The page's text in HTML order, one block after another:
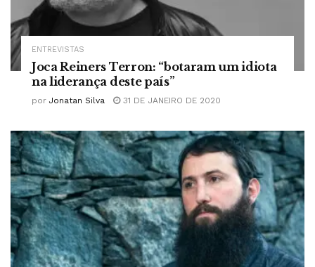
ENTREVISTAS
Joca Reiners Terron: “botaram um idiota
na liderança deste país”
por Jonatan Silva 31 DE JANEIRO DE 2020